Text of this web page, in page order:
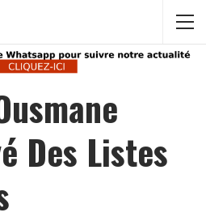
Des Listes